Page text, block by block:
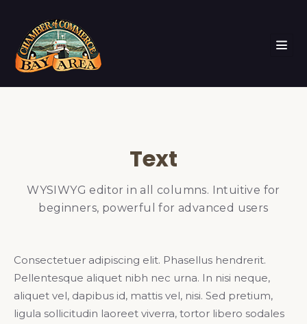
Text
WYSIWYG editor in all columns. Intuitive for
beginners, powerful for advanced users
Consectetuer adipiscing elit. Phasellus hendrerit.
Pellentesque aliquet nibh nec urna. In nisi neque,
aliquet vel, dapibus id, mattis vel, nisi. Sed pretium,
ligula sollicitudin laoreet viverra, tortor libero sodales